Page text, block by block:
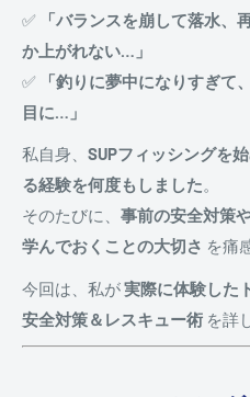
✅
「バランスを崩して落水、
か上がれない…」
✅
「釣りに夢中になりすぎて
目に…」
私自身、 SUPフィッシングを
る経験を何度もしました。
そのたびに、 事前の安全対策
学んでおくことの大切さ を痛
今回は、私が実際に体験した
安全対策＆レスキュー術 を詳